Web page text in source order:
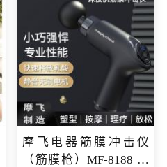
摩飞电器筋膜冲击仪
（筋膜枪）MF-8188 会